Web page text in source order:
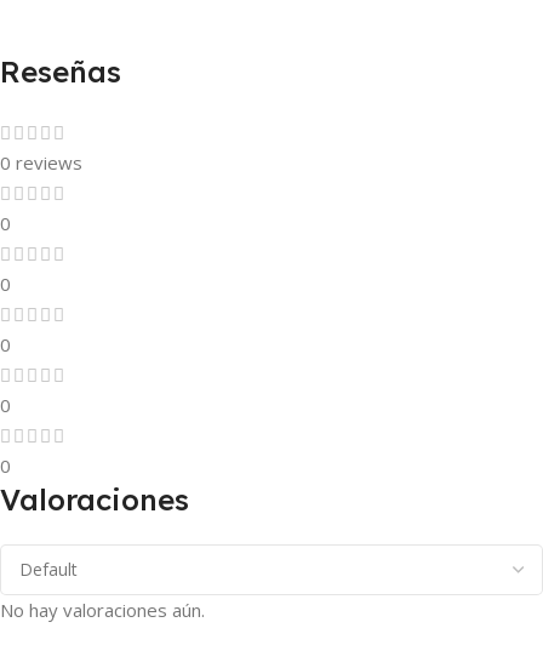
Reseñas
0 reviews
0
0
0
0
0
Valoraciones
No hay valoraciones aún.